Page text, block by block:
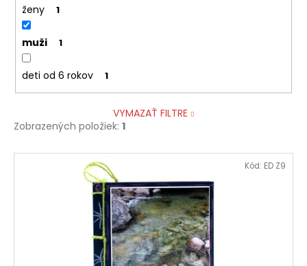
ženy 1
muži 1
deti od 6 rokov 1
VYMAZAŤ FILTRE
Zobrazených položiek: 1
V Kód: ED Z9